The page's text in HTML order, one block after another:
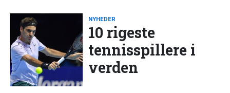
NYHEDER
10 rigeste
tennisspillere i
verden